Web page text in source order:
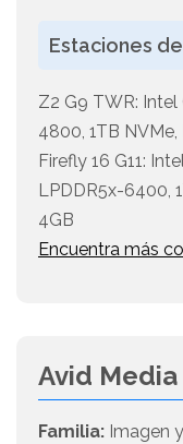
Estaciones
Z2 G9 TWR:
4800, 1TB
Firefly 16 G11:
LPDDR5x-6400,
4GB
Encuentra más
Avid
Familia: Imagen